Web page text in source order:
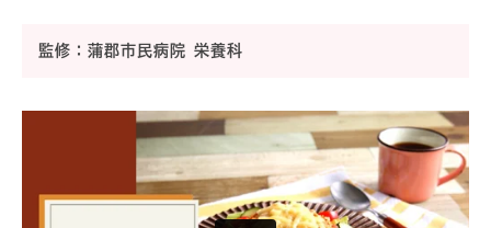
監修：蒲郡市民病院 栄養科